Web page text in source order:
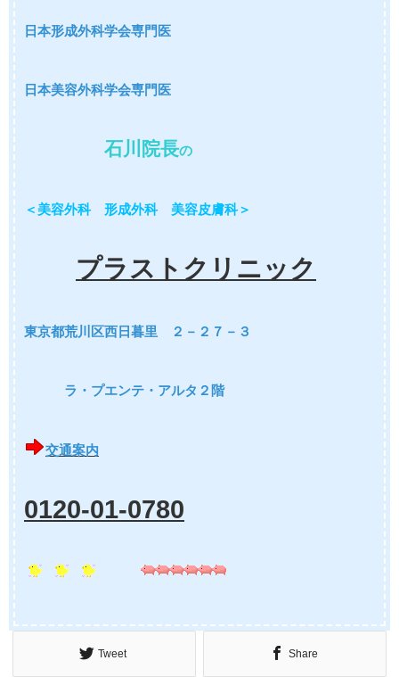
日本形成外科学会専門医
日本美容外科学会専門医
石川院長の
＜美容外科 形成外科 美容皮膚科＞
プラストクリニック
東京都荒川区西日暮里 ２－２７－３
ラ・プエンテ・アルタ２階
交通案内
0120-01-0780
Tweet Share